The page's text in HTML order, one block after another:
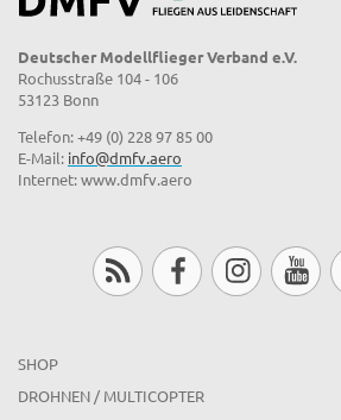
Deutscher Modellflieger Verband e.V.
Rochusstraße 104 - 106
53123 Bonn
Telefon: +49 (0) 228 97 85 00
E-Mail: info@dmfv.aero
Internet: www.dmfv.aero
SHOP
DROHNEN / MULTICOPTER